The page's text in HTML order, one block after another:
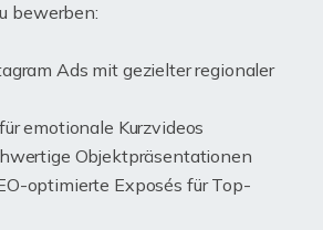
bewerben:
Ads mit gezielter regionaler
emotionale Kurzvideos
Objektpräsentationen
optimierte Exposés für Top-